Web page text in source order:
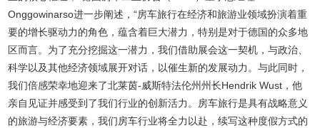
Onggowinarso进一步阐述，“房车旅行在经济和旅游业领域扮演着重
要的增长驱动力的角色，蕴含着巨大潜力，特别是对于德国的众多地
区而言。为了充分挖掘这一潜力，我们借助展会这一契机，与政治、
科学以及其他经济领域展开对话，以催生新的发展动力。与此同时，
我们倍感荣幸地迎来了北莱茵-威斯特法伦州州长Hendrik Wust，他
亲自见证并感受到了我们行业的创新活力。房车旅行是具有战略意义
的旅游与经济要素，我们房车行业将全力以赴，续写这种度假方式的